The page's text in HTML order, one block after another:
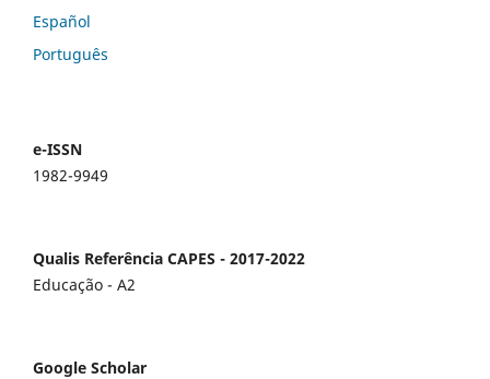
Español
Português
e-ISSN
1982-9949
Qualis Referência CAPES - 2017-2022
Educação - A2
Google Scholar